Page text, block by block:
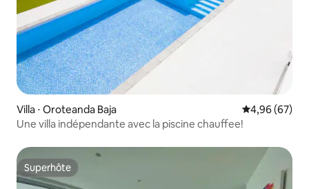
Villa ⋅ Oroteanda Baja Évaluation
4,96 (67)
Une villa indépendante avec la piscine chauffee!
Superhôte
Superhôte